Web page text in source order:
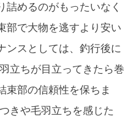
詰めるのがもったいなく
部で大物を逃すより安い
ンスとしては、釣行後に
立ちが目立ってきたら巻
束部の信頼性を保ちま
きや毛羽立ちを感じた